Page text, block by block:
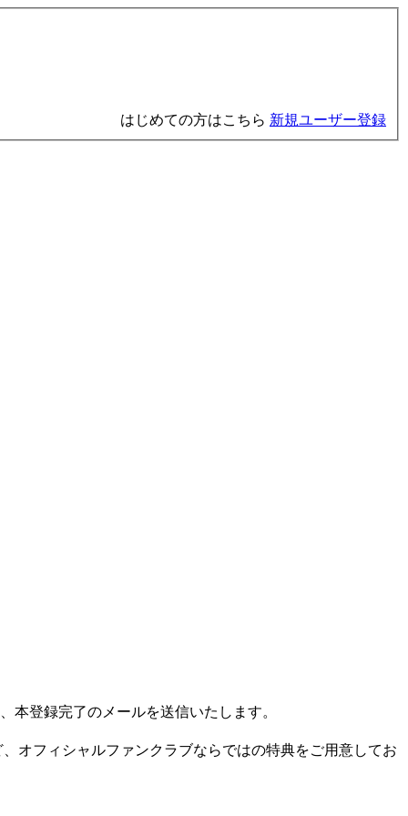
はじめての方はこちら 新規ユーザー登録
登録完了のメールを送信いたします。
オフィシャルファンクラブならではの特典をご用意してお